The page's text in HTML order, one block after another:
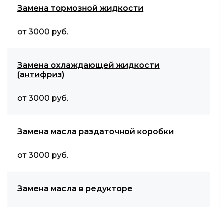
Замена тормозной жидкости
от 3000 руб.
Замена охлаждающей жидкости
(антифриз)
от 3000 руб.
Замена масла раздаточной коробки
от 3000 руб.
Замена масла в редукторе